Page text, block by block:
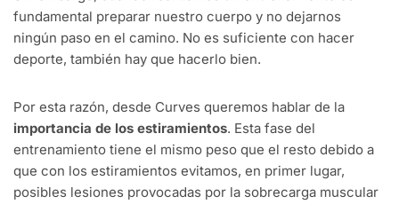
fundamental preparar nuestro cuerpo y no dejarnos
ningún paso en el camino. No es suficiente con hacer
deporte, también hay que hacerlo bien.
Por esta razón, desde Curves queremos hablar de la
importancia de los estiramientos. Esta fase del
entrenamiento tiene el mismo peso que el resto debido a
que con los estiramientos evitamos, en primer lugar,
posibles lesiones provocadas por la sobrecarga muscular